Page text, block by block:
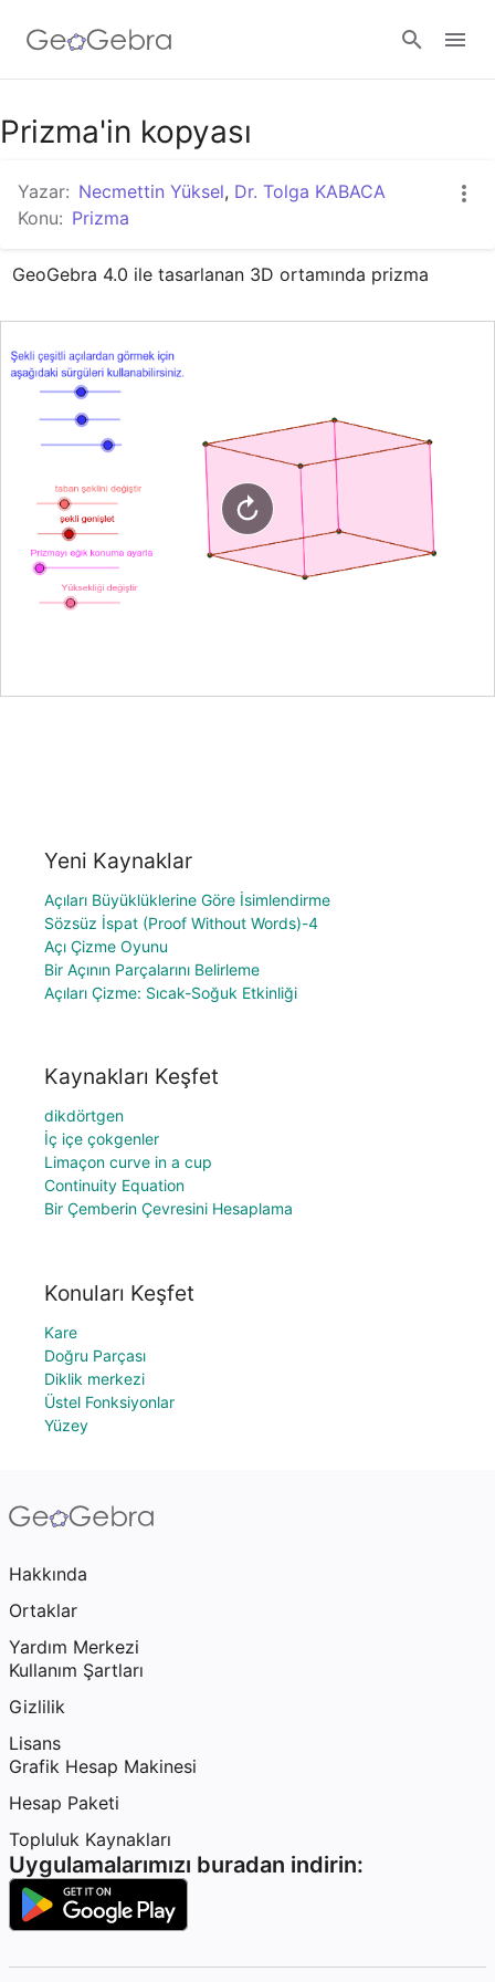
Google Classroom
GeoGebra Ders
Giriş yap
Prizma'in kopyası
Yazar: Necmettin Yüksel, Dr. Tolga KABACA
Konu: Prizma
GeoGebra 4.0 ile tasarlanan 3D ortamında prizma
Yeni Kaynaklar
Açıları Büyüklüklerine Göre İsimlendirme
Sözsüz İspat (Proof Without Words)-4
Açı Çizme Oyunu
Bir Açının Parçalarını Belirleme
Açıları Çizme: Sıcak-Soğuk Etkinliği
Kaynakları Keşfet
dikdörtgen
İç içe çokgenler
Limaçon curve in a cup
Continuity Equation
Bir Çemberin Çevresini Hesaplama
Konuları Keşfet
Kare
Doğru Parçası
Diklik merkezi
Üstel Fonksiyonlar
Yüzey
Hakkında
Ortaklar
Yardım Merkezi
Kullanım Şartları
Gizlilik
Lisans
Grafik Hesap Makinesi
Hesap Paketi
Topluluk Kaynakları
Uygulamalarımızı buradan indirin: